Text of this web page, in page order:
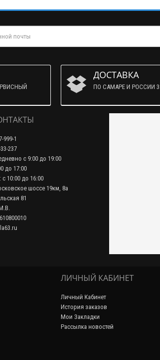
ДОСТАВКА
ПО САМАРЕ И РОССИИ
999-1
237
с 9:00 до 19:00
до 17:00
10:00 до 16:00
шоссе 19км, 8а
81
ЛИЧНЫЙ КАБИНЕТ
Личный Кабинет
История заказов
Мои Закладки
Рассылка новостей